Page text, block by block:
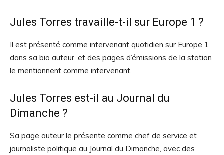
Jules Torres travaille-t-il sur Europe 1 ?
Il est présenté comme intervenant quotidien sur Europe 1
dans sa bio auteur, et des pages d’émissions de la station
le mentionnent comme intervenant.
Jules Torres est-il au Journal du
Dimanche ?
Sa page auteur le présente comme chef de service et
journaliste politique au Journal du Dimanche, avec des